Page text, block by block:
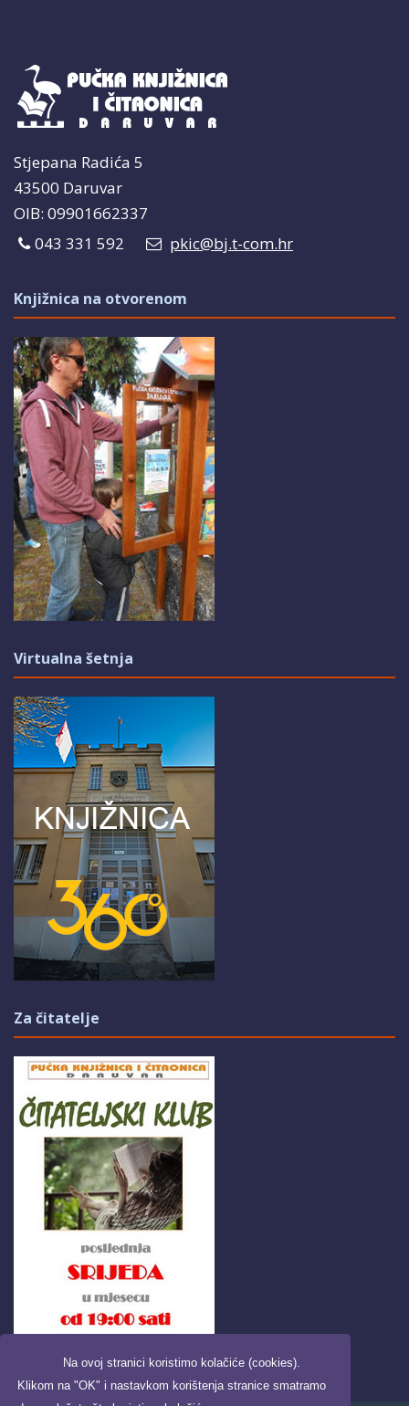
Na ovoj stranici koristimo kolačiće (cookies).
Klikom na "OK" i nastavkom korištenja stranice smatramo
Stjepana Radića 5
43500 Daruvar
OIB: 09901662337
043 331 592
pkic@bj.t-com.hr
Knjižnica na otvorenom
Virtualna šetnja
Za čitatelje